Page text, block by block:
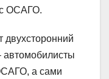
с ОСАГО.
автомобилисты
а сами